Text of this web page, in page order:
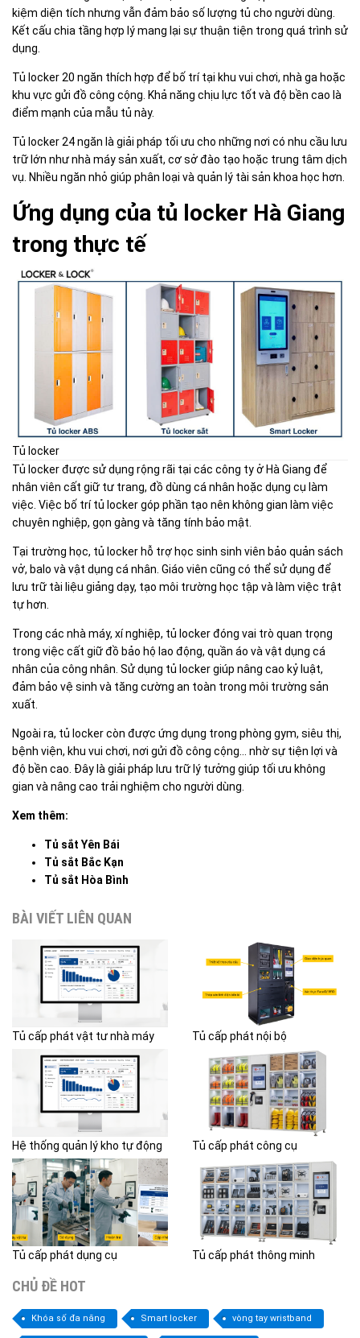
kiệm diện tích nhưng vẫn đảm bảo số lượng tủ cho người dùng.
Kết cấu chia tầng hợp lý mang lại sự thuận tiện trong quá trình sử
dụng.
Tủ locker 20 ngăn thích hợp để bố trí tại khu vui chơi, nhà ga hoặc
khu vực gửi đồ công cộng. Khả năng chịu lực tốt và độ bền cao là
điểm mạnh của mẫu tủ này.
Tủ locker 24 ngăn là giải pháp tối ưu cho những nơi có nhu cầu lưu
trữ lớn như nhà máy sản xuất, cơ sở đào tạo hoặc trung tâm dịch
vụ. Nhiều ngăn nhỏ giúp phân loại và quản lý tài sản khoa học hơn.
Ứng dụng của tủ locker Hà Giang
trong thực tế
Tủ locker
Tủ locker được sử dụng rộng rãi tại các công ty ở Hà Giang để
nhân viên cất giữ tư trang, đồ dùng cá nhân hoặc dụng cụ làm
việc. Việc bố trí tủ locker góp phần tạo nên không gian làm việc
chuyên nghiệp, gọn gàng và tăng tính bảo mật.
Tại trường học, tủ locker hỗ trợ học sinh sinh viên bảo quản sách
vở, balo và vật dụng cá nhân. Giáo viên cũng có thể sử dụng để
lưu trữ tài liệu giảng dạy, tạo môi trường học tập và làm việc trật
tự hơn.
Trong các nhà máy, xí nghiệp, tủ locker đóng vai trò quan trọng
trong việc cất giữ đồ bảo hộ lao động, quần áo và vật dụng cá
nhân của công nhân. Sử dụng tủ locker giúp nâng cao kỷ luật,
đảm bảo vệ sinh và tăng cường an toàn trong môi trường sản
xuất.
Ngoài ra, tủ locker còn được ứng dụng trong phòng gym, siêu thị,
bệnh viện, khu vui chơi, nơi gửi đồ công cộng… nhờ sự tiện lợi và
độ bền cao. Đây là giải pháp lưu trữ lý tưởng giúp tối ưu không
gian và nâng cao trải nghiệm cho người dùng.
Xem thêm:
Tủ sắt Yên Bái
Tủ sắt Bắc Kạn
Tủ sắt Hòa Bình
BÀI VIẾT LIÊN QUAN
Tủ cấp phát vật tư nhà máy Tủ cấp phát nội bộ
Hệ thống quản lý kho tự động Tủ cấp phát công cụ
Tủ cấp phát dụng cụ Tủ cấp phát thông minh
CHỦ ĐỀ HOT
Khóa số đa năng Smart locker vòng tay wristband